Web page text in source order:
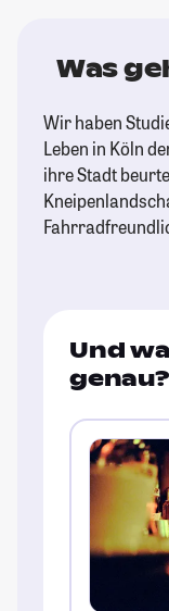
Was
Wir haben
Leben in Köln
ihre Stadt
Und
genau?